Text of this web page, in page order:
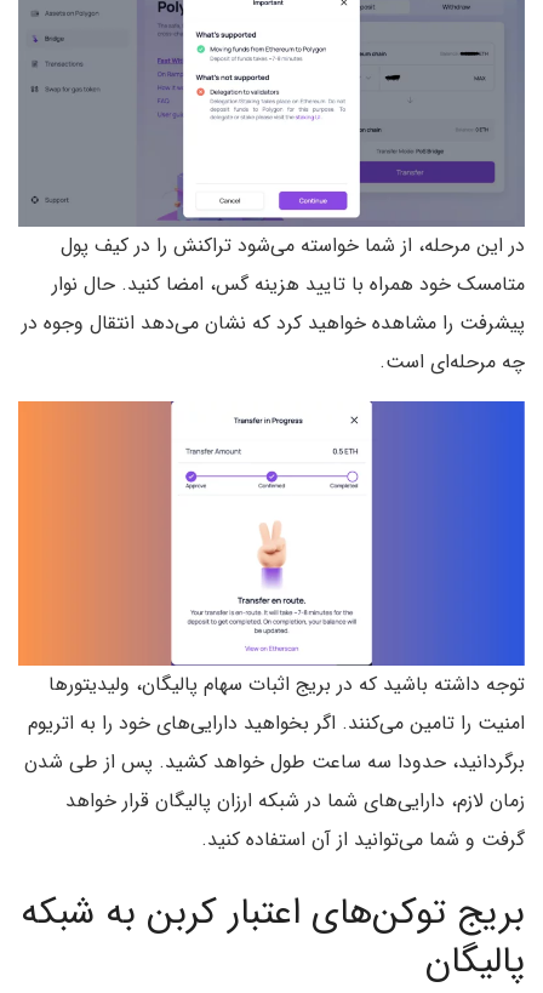
در این مرحله،‌ از شما خواسته می‌شود تراکنش را در کیف پول
متامسک خود همراه با تایید هزینه گس، امضا کنید. حال نوار
پیشرفت را مشاهده خواهید کرد که نشان می‌دهد انتقال وجوه در
چه مرحله‌ای است.
توجه داشته باشید که در بریج اثبات سهام پالیگان، ولیدیتورها
امنیت را تامین می‌کنند. اگر بخواهید دارایی‌های خود را به اتریوم
برگردانید، حدودا سه ساعت طول خواهد کشید. پس از طی شدن
زمان لازم، دارایی‌های شما در شبکه ارزان پالیگان قرار خواهد
گرفت و شما می‌توانید از آن استفاده کنید.
بریج توکن‌های اعتبار کربن به شبکه
پالیگان